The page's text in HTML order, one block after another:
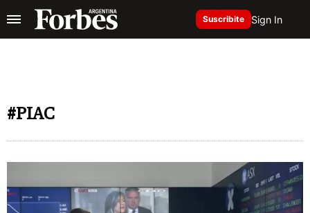
Suscribite Sign In
#PIAC